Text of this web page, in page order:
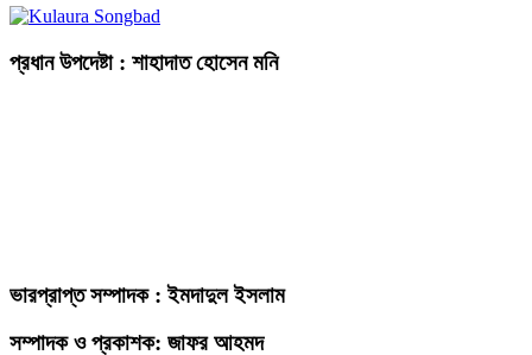
প্রধান উপদেষ্টা : শাহাদাত হোসেন মনি
ভারপ্রাপ্ত সম্পাদক : ইমদাদুল ইসলাম
সম্পাদক ও প্রকাশক: জাফর আহমদ